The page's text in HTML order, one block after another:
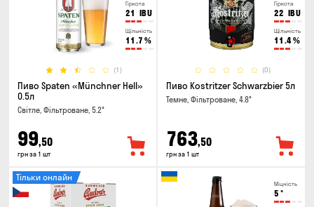
Гіркота
21 IBU
Щільність
11.7 %
(1)
Пиво Spaten «Münchner Hell»
0.5л
Світле, Фільтроване, 5.2°
99,50
грн за 1 шт
Гіркота
22 IBU
Щільність
11.4%
(0)
Пиво Kostritzer Schwarzbier 5л
Темне, Фільтроване, 4.8°
763,50
грн за 1 шт
Тільки онлайн
Міцність
5 °